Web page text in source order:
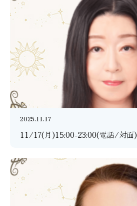
2025.11.17
11/17(月)15:00-23:00(電話/対面)